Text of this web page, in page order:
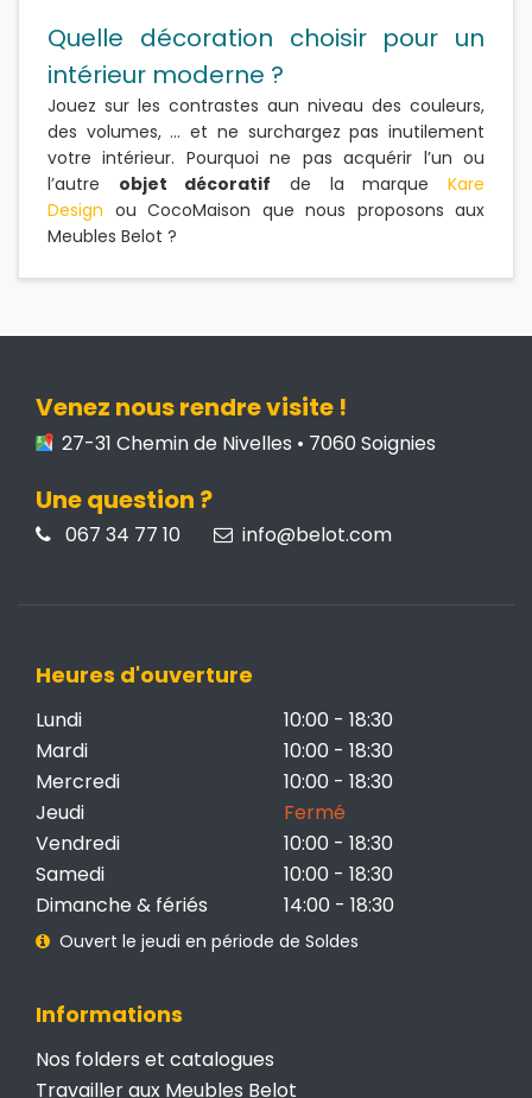
Quelle décoration choisir pour un
intérieur moderne ?
Jouez sur les contrastes aun niveau des couleurs,
des volumes, … et ne surchargez pas inutilement
votre intérieur. Pourquoi ne pas acquérir l’un ou
l’autre objet décoratif de la marqueKare
Design ou CocoMaison que nous proposons aux
Meubles Belot ?
Venez nous rendre visite !
27-31 Chemin de Nivelles • 7060 Soignies
Une question ?
067 34 77 10 info@belot.com
Heures d'ouverture
Lundi
10:00 - 18:30
Mardi
10:00 - 18:30
Mercredi
10:00 - 18:30
Jeudi
Fermé
Vendredi
10:00 - 18:30
Samedi
10:00 - 18:30
Dimanche & fériés
14:00 - 18:30
Ouvert le jeudi en période de Soldes
Informations
Nos folders et catalogues
Travailler aux Meubles Belot